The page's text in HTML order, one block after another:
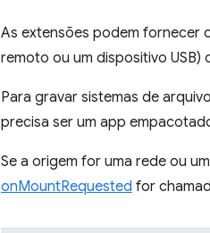
As extensões podem fornecer
remoto ou um dispositivo
Para gravar sistemas de
precisa ser um app
Se a origem for uma rede ou
onMountRequested for